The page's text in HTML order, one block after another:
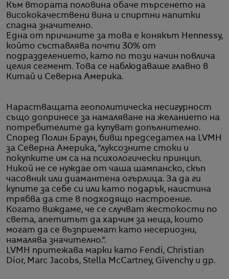
Към втората половина обаче търсенето на
висококачествени вина и спиртни напитки
спадна значително.
Една от причините за това е конякът Hennessy,
който съставлява почти 30% от
подразделението, като по този начин повлича
целия сегмент. Това се наблюдаваше главно в
Китай и Северна Америка.
Нарастващата геополитическа несигурност
също допринесе за намаляване на желанието на
потребителите да купуват допълнително.
Според Полин Браун, бивш председател на LVMH
за Северна Америка, "луксозните стоки и
покупките им са на психологически принцип.
Никой не се нуждае от чаша шампанско, скъп
часовник или диамантена огърлица. За да ги
купите за себе си или като подарък, наистина
трябва да сте в подходящо настроение.
Когато виждаме, че се случват жестокости по
света, апетитът да харчим за неща, които
могат да се възприемат като несериозни,
намалява значително.".
LVMH притежава марки като Fendi, Christian
Dior, Marc Jacobs, Stella McCartney, Givenchy и др.